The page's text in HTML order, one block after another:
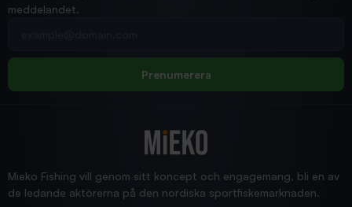
Jensa
meddelandet.
Prenumerera
Mieko Fishing vill genom sitt koncept och engagemang, bli en av
de ledande aktörerna på den nordiska sportfiskemarknaden.